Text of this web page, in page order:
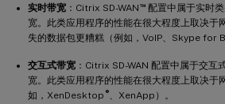
实时带宽 ：Citrix SD-WAN ™配置中属于实时
宽。此类应用程序的性能在很大程度上取决于
失的数据包更糟糕（例如，VoIP、Skype for
交互式带宽 ：Citrix SD-WAN 配置中属于交互
宽。此类应用程序的性能在很大程度上取决于
如，XenDesktop ®、XenApp）。